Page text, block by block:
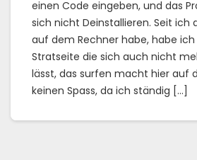
einen Code eingeben, und das
sich nicht Deinstallieren. Seit ich
auf dem Rechner habe, habe
Stratseite die sich auch nicht
lässt, das surfen macht hier auf
keinen Spass, da ich ständig […]